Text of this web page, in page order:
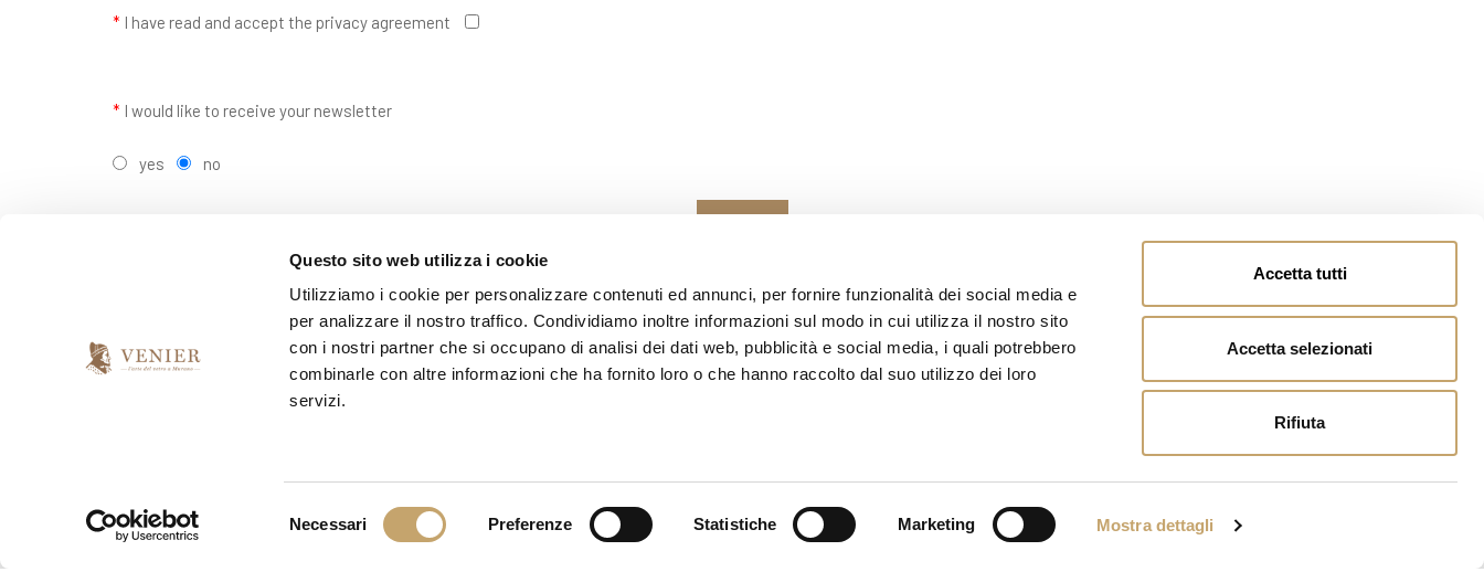
Questo sito web utilizza i cookie
Utilizziamo i cookie per personalizzare contenuti ed annunci, per fornire funzionalità dei social media e
per analizzare il nostro traffico. Condividiamo inoltre informazioni sul modo in cui utilizza il nostro sito
con i nostri partner che si occupano di analisi dei dati web, pubblicità e social media, i quali potrebbero
combinarle con altre informazioni che ha fornito loro o che hanno raccolto dal suo utilizzo dei loro
servizi.
Necessari Preferenze Statistiche Marketing Mostra dettagli
Accetta tutti
Accetta selezionati
Rifiuta
* I have read and accept the privacy agreement
* I would like to receive your newsletter
yes no
Gallery